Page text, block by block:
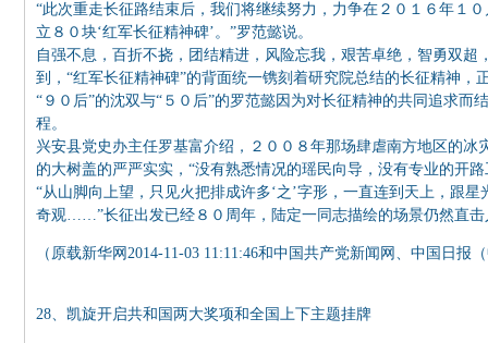
“此次重走长征路结束后，我们将继续努力，力争在２０１６年１
立８０块‘红军长征精神碑’。”罗范懿说。
自强不息，百折不挠，团结精进，风险忘我，艰苦卓绝，智勇双
到，“红军长征精神碑”的背面统一镌刻着研究院总结的长征精神
“９０后”的沈双与“５０后”的罗范懿因为对长征精神的共同追求
程。
兴安县党史办主任罗基富介绍，２００８年那场肆虐南方地区的
的大树盖的严严实实，“没有熟悉情况的瑶民向导，没有专业的开
“从山脚向上望，只见火把排成许多‘之’字形，一直连到天上，跟
奇观……”长征出发已经８０周年，陆定一同志描绘的场景仍然直
（原载新华网2014-11-03 11:11:46和中国共产党新闻网、中国日报
28、凯旋开启共和国两大奖项和全国上下主题挂牌